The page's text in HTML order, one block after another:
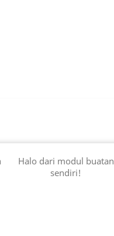
Halo dari modul buatan
sendiri!